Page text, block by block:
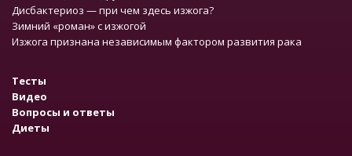
Дисбактериоз — при чем здесь изжога?
Зимний «роман» с изжогой
Изжога признана независимым фактором развития рака
Тесты
Видео
Вопросы и ответы
Диеты